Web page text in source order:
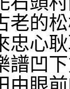
老的
忠心
譜凹